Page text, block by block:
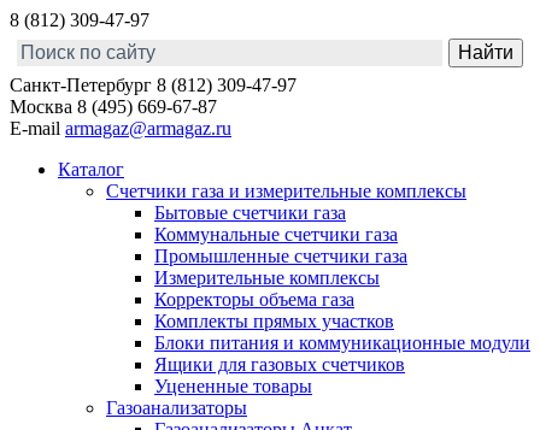
8 (812) 309-47-97
Санкт-Петербург 8 (812) 309-47-97
Москва 8 (495) 669-67-87
E-mail armagaz@armagaz.ru
Каталог
Счетчики газа и измерительные комплексы
Бытовые счетчики газа
Коммунальные счетчики газа
Промышленные счетчики газа
Измерительные комплексы
Корректоры объема газа
Комплекты прямых участков
Блоки питания и коммуникационные модули
Ящики для газовых счетчиков
Уцененные товары
Газоанализаторы